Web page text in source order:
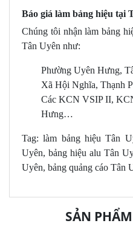
Báo giá làm bảng hiệu tại
Chúng tôi nhận làm bảng
Tân Uyên như:
Phường Uyên Hưng,
Xã Hội Nghĩa, Thạnh
Các KCN VSIP II,
Hưng…
Tag: làm bảng hiệu Tân
Uyên, bảng hiệu alu Tân
Uyên, bảng quảng cáo Tân
SẢN